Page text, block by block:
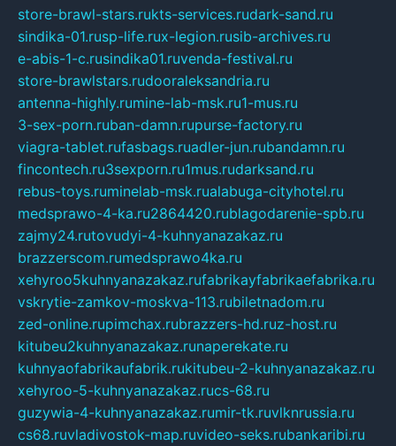
store-brawl-stars.rukts-services.rudark-sand.ru
sindika-01.rusp-life.rux-legion.rusib-archives.ru
e-abis-1-c.rusindika01.ruvenda-festival.ru
store-brawlstars.rudooraleksandria.ru
antenna-highly.rumine-lab-msk.ru1-mus.ru
3-sex-porn.ruban-damn.rupurse-factory.ru
viagra-tablet.rufasbags.ruadler-jun.rubandamn.ru
fincontech.ru3sexporn.ru1mus.rudarksand.ru
rebus-toys.ruminelab-msk.rualabuga-cityhotel.ru
medsprawo-4-ka.ru2864420.rublagodarenie-spb.ru
zajmy24.rutovudyi-4-kuhnyanazakaz.ru
brazzerscom.rumedsprawo4ka.ru
xehyroo5kuhnyanazakaz.rufabrikayfabrikaefabrika.ru
vskrytie-zamkov-moskva-113.rubiletnadom.ru
zed-online.rupimchax.rubrazzers-hd.ruz-host.ru
kitubeu2kuhnyanazakaz.runaperekate.ru
kuhnyaofabrikaufabrik.rukitubeu-2-kuhnyanazakaz.ru
xehyroo-5-kuhnyanazakaz.rucs-68.ru
guzywia-4-kuhnyanazakaz.rumir-tk.ruvlknrussia.ru
cs68.ruvladivostok-map.ruvideo-seks.rubankaribi.ru